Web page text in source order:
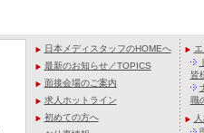
利用の停止・
開示」のお申
問い合わせ先
〒275-0002
日本メディスタッフのHOMEへ
最新のお知らせ／TOPICS
面接会場のご案内
求人ホットライン
初めての方へ
皆
職